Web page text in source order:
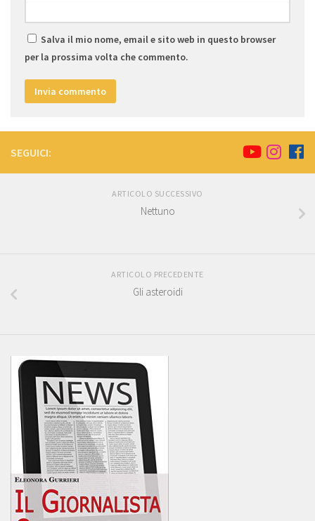
Salva il mio nome, email e sito web in questo browser
per la prossima volta che commento.
SEGUICI:
ARTICOLO SUCCESSIVO
Nettuno
ARTICOLO PRECEDENTE
Gli asteroidi